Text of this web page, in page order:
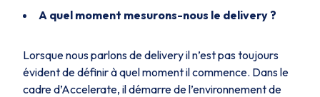
A quel moment mesurons-nous le delivery ?
Lorsque nous parlons de delivery il n’est pas toujours
évident de définir à quel moment il commence. Dans le
cadre d’Accelerate, il démarre de l’environnement de